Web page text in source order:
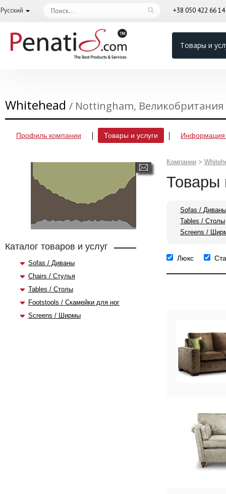
Русский +38 050 422 66 14
Товары и
Whitehead / Nottingham, Великобритания
Профиль компании Товары и услуги Информация
Каталог товаров и услуг
Sofas / Диваны
Chairs / Стулья
Tables / Столы
Footstools / Скамейки для ног
Screens / Ширмы
Компании >
Товары
Sofas /
Tables / Столы
Screens /
Люкс